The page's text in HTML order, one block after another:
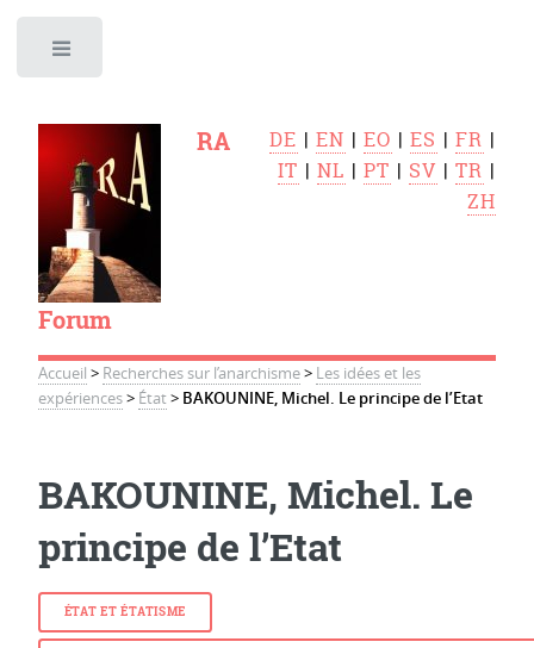
RA
Forum
DE |EN |EO |ES |FR |
IT |NL |PT | SV |TR |
ZH
Accueil > Recherches sur l’anarchisme> Les idées et les
expériences> État> BAKOUNINE, Michel. Le principe de l’Etat
BAKOUNINE, Michel. Le
principe de l’Etat
ÉTAT ET ÉTATISME